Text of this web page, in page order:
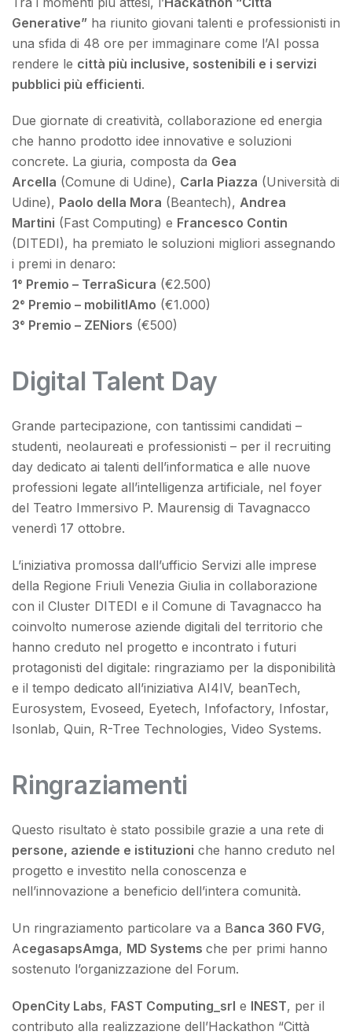
Generative” ha riunito giovani talenti e professionisti in
una sfida di 48 ore per immaginare come l’AI possa
rendere le città più inclusive, sostenibili e i servizi
pubblici più efficienti.
Due giornate di creatività, collaborazione ed energia
che hanno prodotto idee innovative e soluzioni
concrete. La giuria, composta da Gea
Arcella (Comune di Udine), Carla Piazza (Università di
Udine), Paolo della Mora (Beantech), Andrea
Martini (Fast Computing) e Francesco Contin
(DITEDI), ha premiato le soluzioni migliori assegnando
i premi in denaro:
1° Premio – TerraSicura (€2.500)
2° Premio – mobilitIAmo (€1.000)
3° Premio – ZENiors (€500)
Digital Talent Day
Grande partecipazione, con tantissimi candidati –
studenti, neolaureati e professionisti – per il recruiting
day dedicato ai talenti dell’informatica e alle nuove
professioni legate all’intelligenza artificiale, nel foyer
del Teatro Immersivo P. Maurensig di Tavagnacco
venerdì 17 ottobre.
L’iniziativa promossa dall’ufficio Servizi alle imprese
della Regione Friuli Venezia Giulia in collaborazione
con il Cluster DITEDI e il Comune di Tavagnacco ha
coinvolto numerose aziende digitali del territorio che
hanno creduto nel progetto e incontrato i futuri
protagonisti del digitale: ringraziamo per la disponibilità
e il tempo dedicato all’iniziativa AI4IV, beanTech,
Eurosystem, Evoseed, Eyetech, Infofactory, Infostar,
Isonlab, Quin, R-Tree Technologies, Video Systems.
Ringraziamenti
Questo risultato è stato possibile grazie a una rete di
persone, aziende e istituzioni che hanno creduto nel
progetto e investito nella conoscenza e
nell’innovazione a beneficio dell’intera comunità.
Un ringraziamento particolare va a Banca 360 FVG,
AcegasapsAmga, MD Systems che per primi hanno
sostenuto l’organizzazione del Forum.
OpenCity Labs, FAST Computing_srl e INEST, per il
contributo alla realizzazione dell’Hackathon “Città